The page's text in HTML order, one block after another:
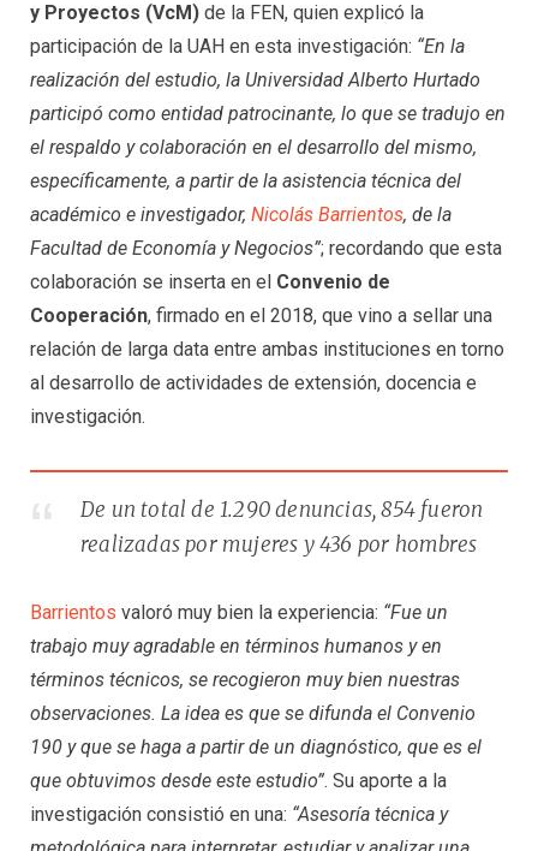
y Proyectos (VcM) de la FEN, quien explicó la
participación de la UAH en esta investigación: “En la
realización del estudio, la Universidad Alberto Hurtado
participó como entidad patrocinante, lo que se tradujo en
el respaldo y colaboración en el desarrollo del mismo,
específicamente, a partir de la asistencia técnica del
académico e investigador, Nicolás Barrientos, de la
Facultad de Economía y Negocios”; recordando que esta
colaboración se inserta en el Convenio de
Cooperación, firmado en el 2018, que vino a sellar una
relación de larga data entre ambas instituciones en torno
al desarrollo de actividades de extensión, docencia e
investigación.
De un total de 1.290 denuncias, 854 fueron
realizadas por mujeres y 436 por hombres
Barrientos valoró muy bien la experiencia: “Fue un
trabajo muy agradable en términos humanos y en
términos técnicos, se recogieron muy bien nuestras
observaciones. La idea es que se difunda el Convenio
190 y que se haga a partir de un diagnóstico, que es el
que obtuvimos desde este estudio”. Su aporte a la
investigación consistió en una: “Asesoría técnica y